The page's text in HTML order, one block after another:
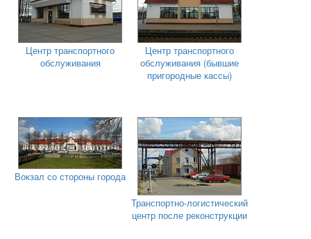
Центр транспортного
обслуживания
Центр транспортного
обслуживания (бывшие
пригородные кассы)
Вокзал со стороны города
Транспортно-логистический
центр после реконструкции